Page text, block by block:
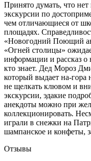
Принято думать, что
экскурсии по
чем отличающиеся от
площадях.
«Новогодний Поющий
«Огней столицы»
информации и рассказ о
кто знает. Дед Мороз
который выдает на-гора
не щелкать клювом и
экскурсии, эдакие
анекдоты можно при
коллекционировать.
играли в снежки на
шампанское и конфеты,
Отзывы